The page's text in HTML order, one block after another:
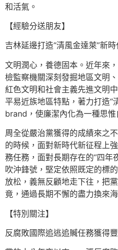
和活氣。
【經驗分送朋友】
吉林延邊打造“清風金達萊”新
文明潤心，養德固本。近年來
檢監察機關深刻發掘地區文明
紅色文明和社會主義先進文明
平易近族地區特點，著力打造“
brand，使廉潔內化為一種思惟
周全從嚴治黨獲得的成績來之
的時候，面對新時代新征程上
務任務，面對長期存在的“四年
吹沖鋒號，堅定依照既定的標
放松，義無反顧地走下往，把
竟，通過長期不懈的盡力換來
【特別關注】
反腐敗國際追逃追贓任務獲得